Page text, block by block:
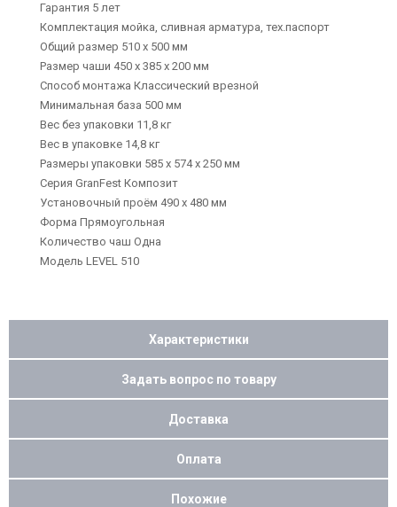
Гарантия 5 лет
Комплектация мойка, сливная арматура, тех.паспорт
Общий размер 510 х 500 мм
Размер чаши 450 х 385 х 200 мм
Способ монтажа Классический врезной
Минимальная база 500 мм
Вес без упаковки 11,8 кг
Вес в упаковке 14,8 кг
Размеры упаковки 585 х 574 х 250 мм
Серия GranFest Композит
Установочный проём 490 х 480 мм
Форма Прямоугольная
Количество чаш Одна
Модель LEVEL 510
Характеристики
Задать вопрос по товару
Доставка
Оплата
Похожие